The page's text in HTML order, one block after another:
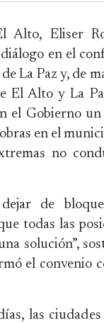
Alto, Eliser
en el
La Paz y, de
El Alto y La
el Gobierno
en el
no
de
todas las
solución”,
el convenio
las